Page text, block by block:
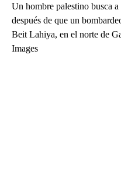
Un hombre palestino busca
después de que un
Beit Lahiya, en el norte de
Images